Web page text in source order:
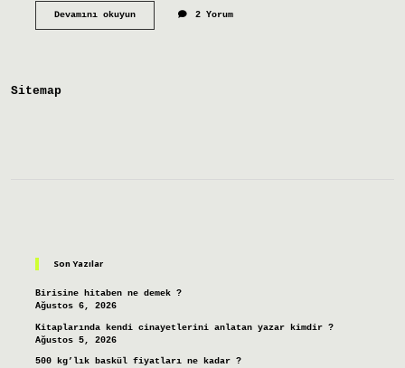
Devamını okuyunÇöp
2 Yorum
Sitemap
Son Yazılar
Birisine hitaben ne demek ?
Ağustos 6, 2026
Kitaplarında kendi cinayetlerini anlatan yazar kimdir ?
Ağustos 5, 2026
500 kg’lık baskül fiyatları ne kadar ?